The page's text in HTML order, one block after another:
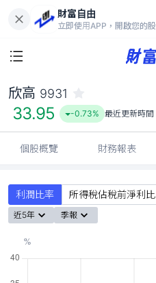
財富自由
立即使用APP，開啟您的
33.95
-
欣高 9931
33.95 -0.73% 最近更新時間
個股概覽 財務報表
利潤比率 所得稅佔稅前淨利比
近5年 季報